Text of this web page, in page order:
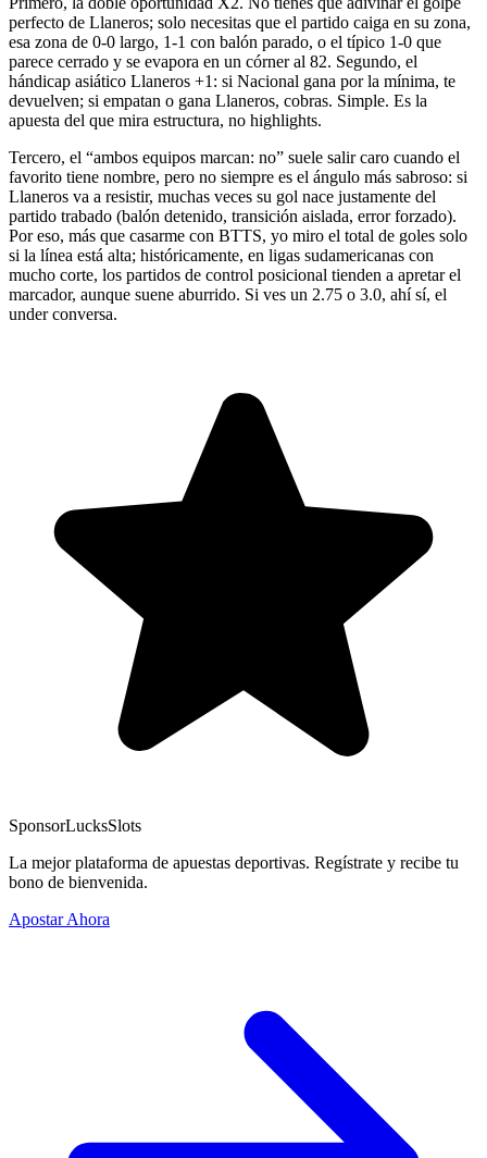
perfecto de Llaneros; solo necesitas que el partido caiga en su zona,
esa zona de 0-0 largo, 1-1 con balón parado, o el típico 1-0 que
parece cerrado y se evapora en un córner al 82. Segundo, el
hándicap asiático Llaneros +1: si Nacional gana por la mínima, te
devuelven; si empatan o gana Llaneros, cobras. Simple. Es la
apuesta del que mira estructura, no highlights.
Tercero, el “ambos equipos marcan: no” suele salir caro cuando el
favorito tiene nombre, pero no siempre es el ángulo más sabroso: si
Llaneros va a resistir, muchas veces su gol nace justamente del
partido trabado (balón detenido, transición aislada, error forzado).
Por eso, más que casarme con BTTS, yo miro el total de goles solo
si la línea está alta; históricamente, en ligas sudamericanas con
mucho corte, los partidos de control posicional tienden a apretar el
marcador, aunque suene aburrido. Si ves un 2.75 o 3.0, ahí sí, el
under conversa.
SponsorLucksSlots
La mejor plataforma de apuestas deportivas. Regístrate y recibe tu
bono de bienvenida.
Apostar Ahora